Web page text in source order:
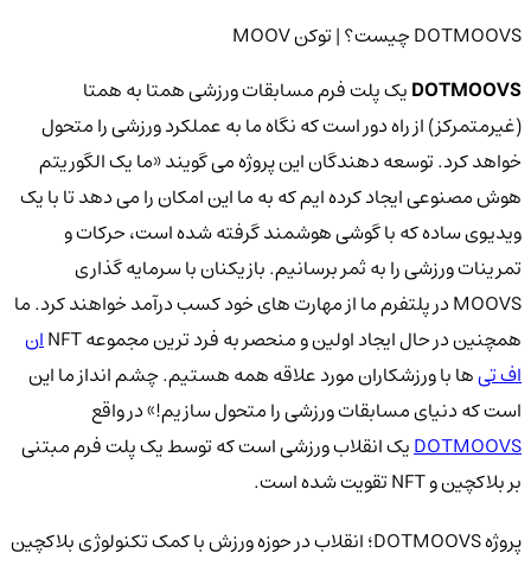
DOTMOOVS چیست؟ | توکن MOOV
DOTMOOVSیک پلت فرم مسابقات ورزشی همتا به همتا
(غیرمتمرکز) از راه دور است که نگاه ما به عملکرد ورزشی را متحول
خواهد کرد. توسعه دهندگان این پروژه می گویند «ما یک الگوریتم
هوش مصنوعی ایجاد کرده ایم که به ما این امکان را می دهد تا با یک
ویدیوی ساده که با گوشی هوشمند گرفته شده است، حرکات و
تمرینات ورزشی را به ثمر برسانیم. بازیکنان با سرمایه گذاری
MOOVS در پلتفرم ما از مهارت های خود کسب درآمد خواهند کرد. ما
همچنین در حال ایجاد اولین و منحصر به فرد ترین مجموعه NFT
ان
اف تیها با ورزشکاران مورد علاقه همه هستیم. چشم انداز ما این
است که دنیای مسابقات ورزشی را متحول سازیم!» در واقع
DOTMOOVSیک انقلاب ورزشی است که توسط یک پلت فرم مبتنی
بر بلاکچین و NFT تقویت شده است.
پروژه DOTMOOVS؛ انقلاب در حوزه ورزش با کمک تکنولوژی بلاکچین